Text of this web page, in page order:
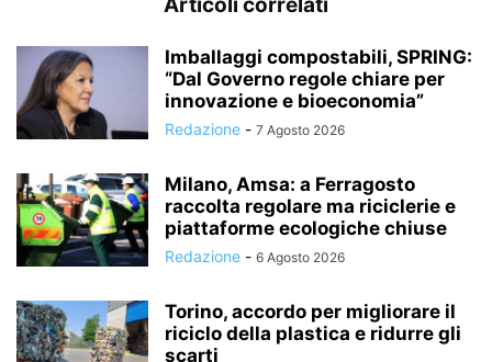
Imballaggi compostabili, SPRING:
“Dal Governo regole chiare per
innovazione e bioeconomia”
Redazione - 7 Agosto 2026
Milano, Amsa: a Ferragosto
raccolta regolare ma riciclerie e
piattaforme ecologiche chiuse
Redazione - 6 Agosto 2026
Torino, accordo per migliorare il
riciclo della plastica e ridurre gli
scarti